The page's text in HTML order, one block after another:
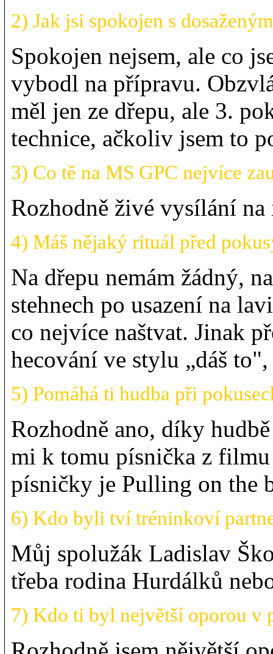
2) Jak jsi spokojen s
Spokojen nejsem, ale co
vybodl na přípravu.
měl jen ze dřepu, ale 3.
technice, ačkoliv jsem to
3) Co tě na MS GPC nejvíce
Rozhodně živé vysílání na
4) Máš nějaký rituál před
Na dřepu nemám žádný,
stehnech po usazení na
co nejvíce naštvat. Jinak
hecování ve stylu „dáš
5) Pomáhá ti hudba při
Rozhodně ano, díky
mi k tomu písnička z filmu
písničky je Pulling on the
6) Kdo byli tví tréninkoví
Můj spolužák Ladislav
třeba rodina Hurdálků
7) Kdo ti byl největší oporou v